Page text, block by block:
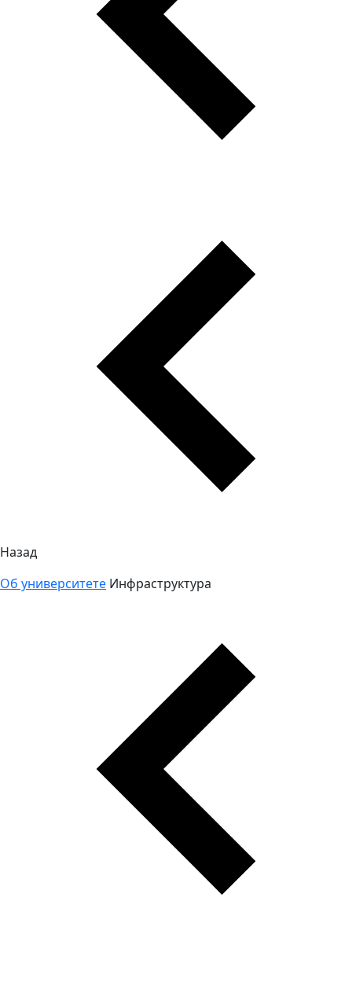
Назад
Об университете Инфраструктура